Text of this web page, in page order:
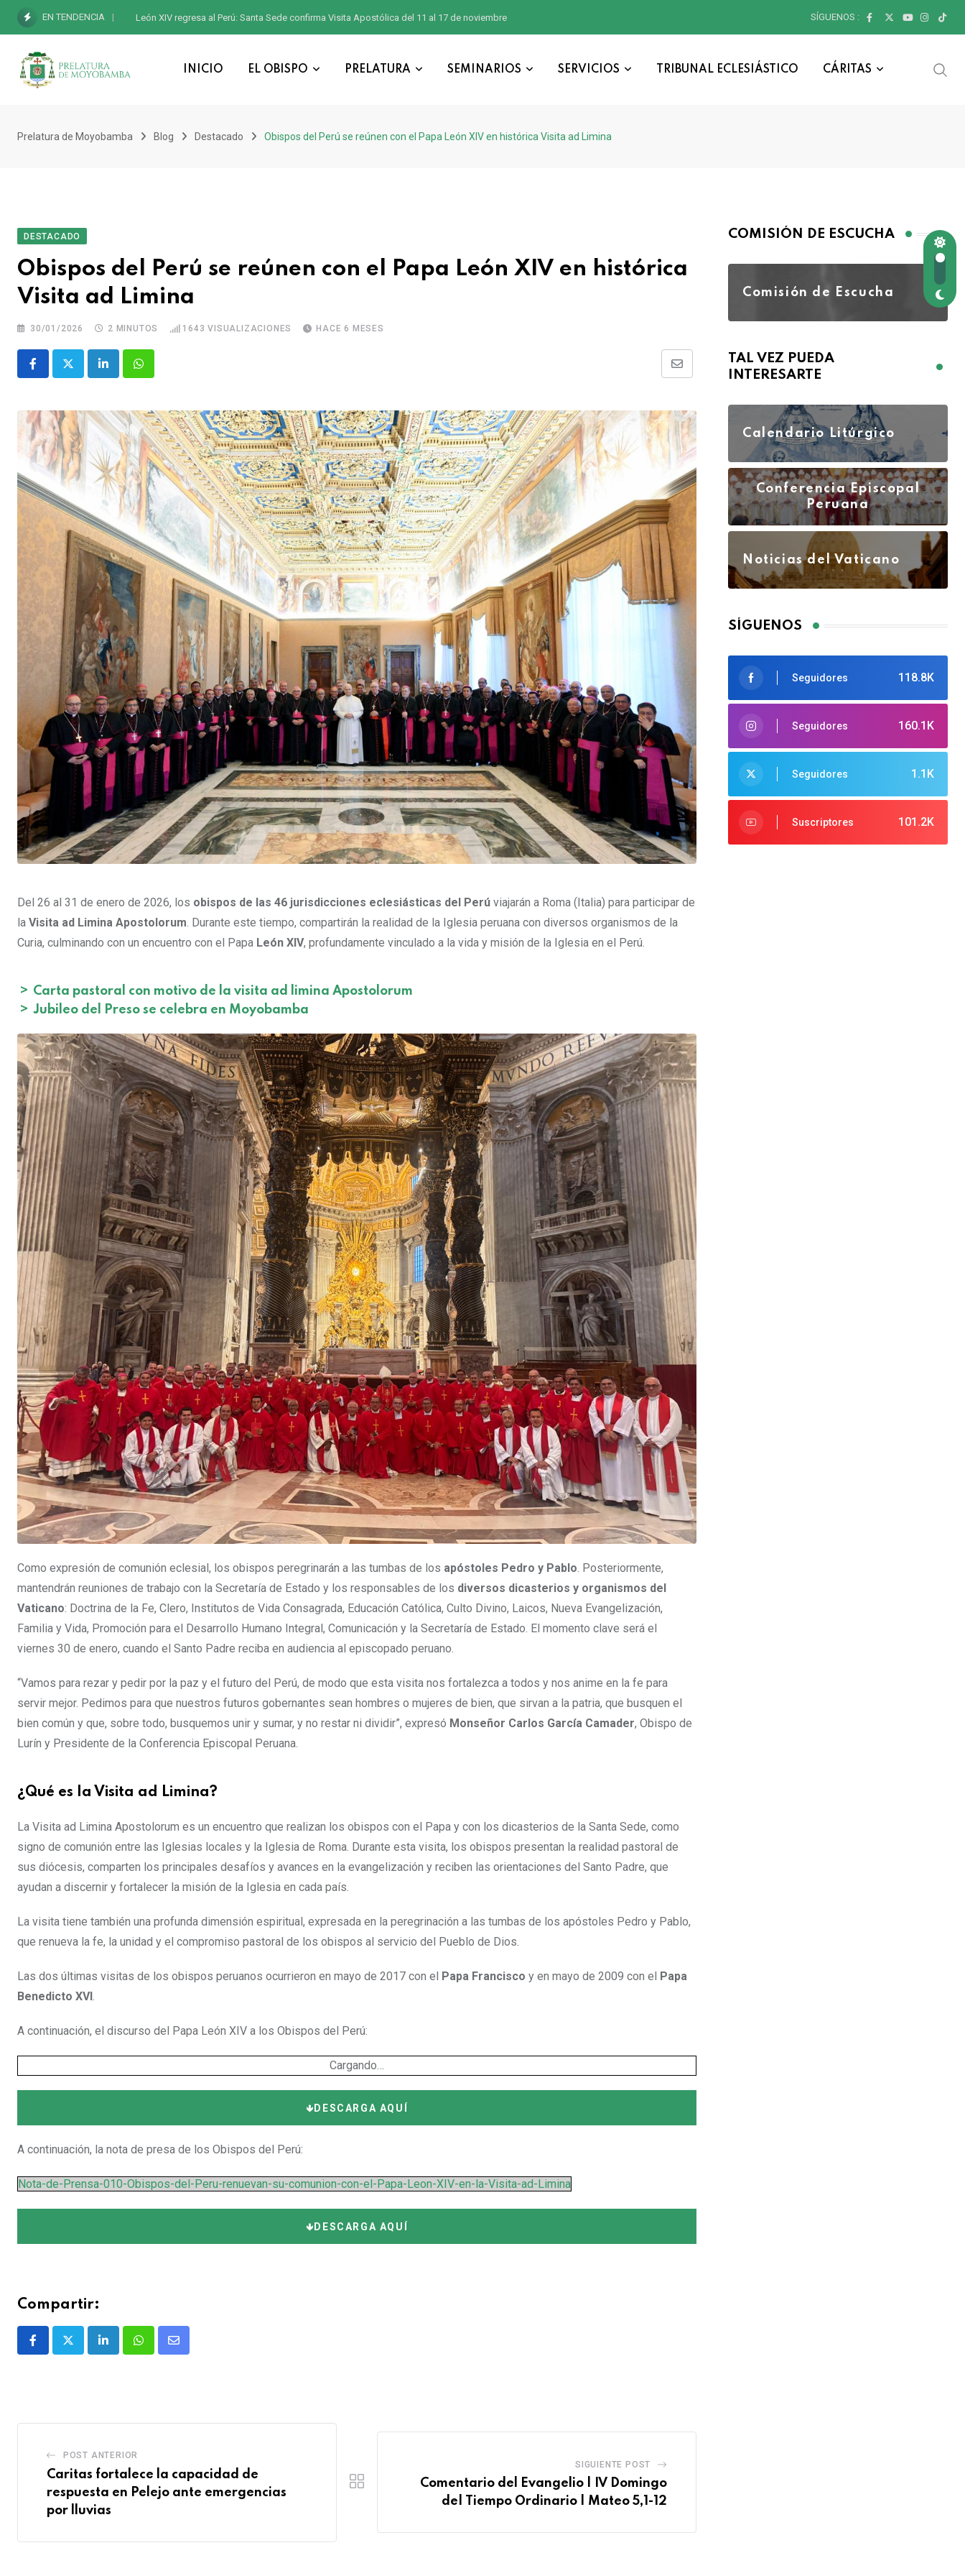
EN TENDENCIA León XIV regresa al Perú: Santa Sede confirma Visita Apostólica del 11 al 17 de noviembre SÍGUENOS :
INICIO EL OBISPO PRELATURA SEMINARIOS SERVICIOS TRIBUNAL ECLESIÁSTICO CÁRITAS
Prelatura de Moyobamba Blog Destacado Obispos del Perú se reúnen con el Papa León XIV en histórica Visita ad Limina
DESTACADO
Obispos del Perú se reúnen con el Papa León XIV en histórica
Visita ad Limina
30/01/2026 2 MINUTOS 1643 VISUALIZACIONES HACE 6 MESES
Del 26 al 31 de enero de 2026, los obispos de las 46 jurisdicciones eclesiásticas del Perú viajarán a Roma (Italia) para participar de
la Visita ad Limina Apostolorum. Durante este tiempo, compartirán la realidad de la Iglesia peruana con diversos organismos de la
Curia, culminando con un encuentro con el Papa León XIV, profundamente vinculado a la vida y misión de la Iglesia en el Perú.
> Carta pastoral con motivo de la visita ad limina Apostolorum
> Jubileo del Preso se celebra en Moyobamba
Como expresión de comunión eclesial, los obispos peregrinarán a las tumbas de los apóstoles Pedro y Pablo . Posteriormente,
mantendrán reuniones de trabajo con la Secretaría de Estado y los responsables de los diversos dicasterios y organismos del
Vaticano: Doctrina de la Fe, Clero, Institutos de Vida Consagrada, Educación Católica, Culto Divino, Laicos, Nueva Evangelización,
Familia y Vida, Promoción para el Desarrollo Humano Integral, Comunicación y la Secretaría de Estado. El momento clave será el
viernes 30 de enero, cuando el Santo Padre reciba en audiencia al episcopado peruano.
“Vamos para rezar y pedir por la paz y el futuro del Perú, de modo que esta visita nos fortalezca a todos y nos anime en la fe para
servir mejor. Pedimos para que nuestros futuros gobernantes sean hombres o mujeres de bien, que sirvan a la patria, que busquen el
bien común y que, sobre todo, busquemos unir y sumar, y no restar ni dividir”, expresó Monseñor Carlos García Camader, Obispo de
Lurín y Presidente de la Conferencia Episcopal Peruana.
¿Qué es la Visita ad Limina?
La Visita ad Limina Apostolorum es un encuentro que realizan los obispos con el Papa y con los dicasterios de la Santa Sede, como
signo de comunión entre las Iglesias locales y la Iglesia de Roma. Durante esta visita, los obispos presentan la realidad pastoral de
sus diócesis, comparten los principales desafíos y avances en la evangelización y reciben las orientaciones del Santo Padre, que
ayudan a discernir y fortalecer la misión de la Iglesia en cada país.
La visita tiene también una profunda dimensión espiritual, expresada en la peregrinación a las tumbas de los apóstoles Pedro y Pablo,
que renueva la fe, la unidad y el compromiso pastoral de los obispos al servicio del Pueblo de Dios.
Las dos últimas visitas de los obispos peruanos ocurrieron en mayo de 2017 con el Papa Francisco y en mayo de 2009 con el Papa
Benedicto XVI
A continuación, el discurso del Papa León XIV a los Obispos del Perú:
Cargando…
🢃DESCARGA AQUÍ
A continuación, la nota de presa de los Obispos del Perú:
Nota-de-Prensa-010-Obispos-del-Peru-renuevan-su-comunion-con-el-Papa-Leon-XIV-en-la-Visita-ad-Limina
🢃DESCARGA AQUÍ
Compartir:
POST ANTERIOR
Caritas fortalece la capacidad de
respuesta en Pelejo ante emergencias
por lluvias
SIGUIENTE POST
Comentario del Evangelio | IV Domingo
de| Tiempo Ordinario | Mateo 5,1-12
COMISIÓN DE ESCUCHA
Comisión de Escucha
TAL VEZ PUEDA
INTERESARTE
Calendario Litúrgico
Conferencia Episcopal
Peruana
Noticias del Vaticano
SÍGUENOS
118.8K
Seguidores
160.1K
Seguidores
1.1K
Seguidores
101.2K
Suscriptores